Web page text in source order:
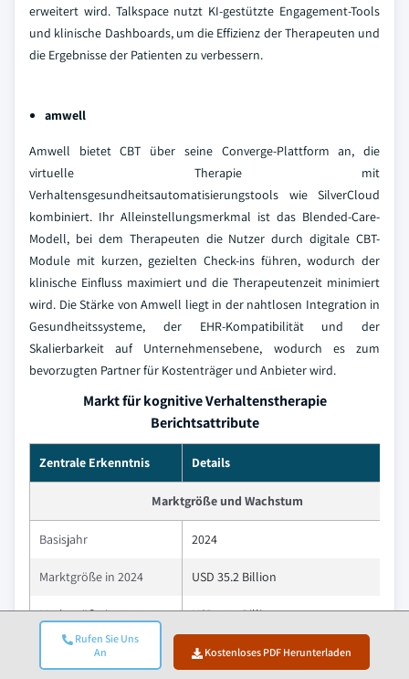
Rufen Sie Uns
An
Kostenloses PDF Herunterladen
erweitert wird. Talkspace nutzt KI-gestützte Engagement-Tools
und klinische Dashboards, um die Effizienz der Therapeuten und
die Ergebnisse der Patienten zu verbessern.
amwell
Amwell bietet CBT über seine Converge-Plattform an, die
virtuelle Therapie mit
Verhaltensgesundheitsautomatisierungstools wie SilverCloud
kombiniert. Ihr Alleinstellungsmerkmal ist das Blended-Care-
Modell, bei dem Therapeuten die Nutzer durch digitale CBT-
Module mit kurzen, gezielten Check-ins führen, wodurch der
klinische Einfluss maximiert und die Therapeutenzeit minimiert
wird. Die Stärke von Amwell liegt in der nahtlosen Integration in
Gesundheitssysteme, der EHR-Kompatibilität und der
Skalierbarkeit auf Unternehmensebene, wodurch es zum
bevorzugten Partner für Kostenträger und Anbieter wird.
Markt für kognitive Verhaltenstherapie
Berichtsattribute
Zentrale Erkenntnis Details
Marktgröße und Wachstum
Basisjahr 2024
Marktgröße in 2024 USD 35.2 Billion
Marktgröße in 2025 USD 38.7 Billion
Prognosezeitraum 2025
– 2034 CAGR
10.3%